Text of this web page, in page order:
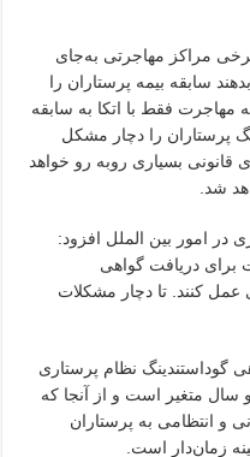
مراکز مهاجرتی به‌جای
سابقه بیمه پرستاران را
مهاجرت فقط با اتکا به سابقه
پرستاران را دچار مشکل
بسیاری روبه رو خواهد
شد.
امور بین الملل افزود:
برای دریافت گواهی
عمل کنند. تا دچار مشکلات
گوداستندینگ نظام پرستاری
سال متغیر است و از آنجا که
و انتظامی به پرستاران
زمان‌دار است.